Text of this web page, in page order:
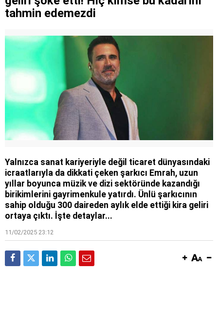
tahmin edemezdi
Yalnızca sanat kariyeriyle değil ticaret dünyasındaki
icraatlarıyla da dikkati çeken şarkıcı Emrah, uzun
yıllar boyunca müzik ve dizi sektöründe kazandığı
birikimlerini gayrimenkule yatırdı. Ünlü şarkıcının
sahip olduğu 300 daireden aylık elde ettiği kira geliri
ortaya çıktı. İşte detaylar...
11/02/2025 23:12